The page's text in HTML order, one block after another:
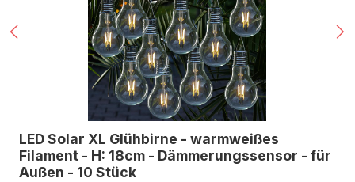
LED Solar XL Glühbirne - warmweißes
Filament - H: 18cm - Dämmerungssensor - für
Außen - 10 Stück